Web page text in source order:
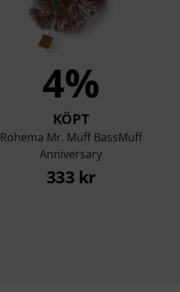
4%
KÖPT
Rohema Mr. Muff BassMuff
Anniversary
333 kr